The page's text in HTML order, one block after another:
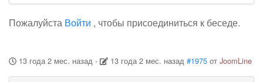
Пожалуйста Войти , чтобы присоединиться к беседе.
13 года 2 мес. назад- 13 года 2 мес. назад #1975 отJoomLine